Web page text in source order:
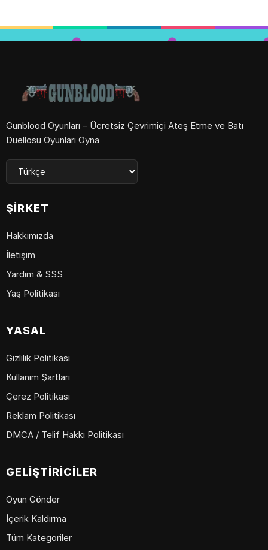
Gunblood Oyunları – Ücretsiz Çevrimiçi Ateş Etme ve Batı
Düellosu Oyunları Oyna
ŞIRKET
Hakkımızda
İletişim
Yardım & SSS
Yaş Politikası
YASAL
Gizlilik Politikası
Kullanım Şartları
Çerez Politikası
Reklam Politikası
DMCA / Telif Hakkı Politikası
GELIŞTIRICILER
Oyun Gönder
İçerik Kaldırma
Tüm Kategoriler